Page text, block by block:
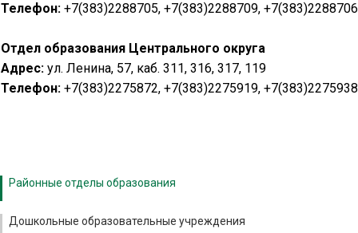
Телефон: +7(383)2288705, +7(383)2288709,
Отдел образования Центрального округа
Адрес: ул. Ленина, 57, каб. 311, 316, 317, 119
Телефон: +7(383)2275872, +7(383)2275919,
Районные отделы образования
Дошкольные образовательные учреждения